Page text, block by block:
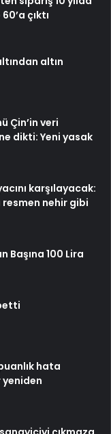
çıktı
altın
Çin’in veri
dikti: Yeni yasak
karşılayacak:
nehir gibi
Başına 100 Lira
hata
yeniden